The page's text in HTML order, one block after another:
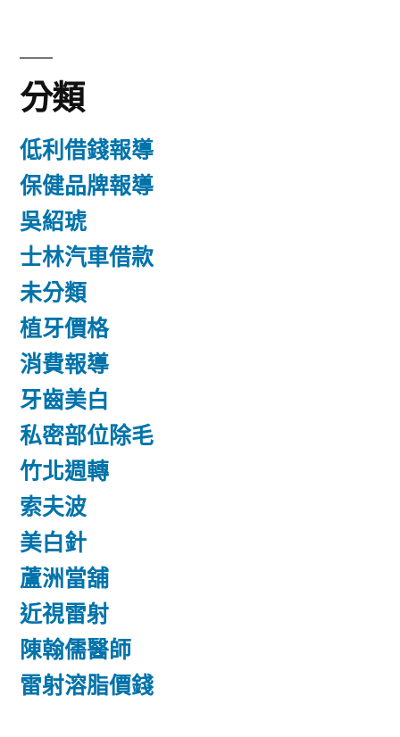
分類
低利借錢報導
保健品牌報導
吳紹琥
士林汽車借款
未分類
植牙價格
消費報導
牙齒美白
私密部位除毛
竹北週轉
索夫波
美白針
蘆洲當舖
近視雷射
陳翰儒醫師
雷射溶脂價錢